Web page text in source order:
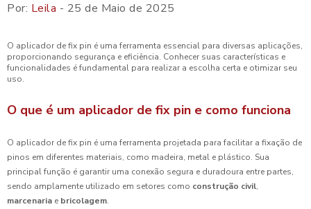
Por: Leila - 25 de Maio de 2025
O aplicador de fix pin é uma ferramenta essencial para diversas aplicações,
proporcionando segurança e eficiência. Conhecer suas características e
funcionalidades é fundamental para realizar a escolha certa e otimizar seu
uso.
O que é um aplicador de fix pin e como funciona
O aplicador de fix pin é uma ferramenta projetada para facilitar a fixação de
pinos em diferentes materiais, como madeira, metal e plástico. Sua
principal função é garantir uma conexão segura e duradoura entre partes,
sendo amplamente utilizado em setores como construção civil,
marcenaria e bricolagem.